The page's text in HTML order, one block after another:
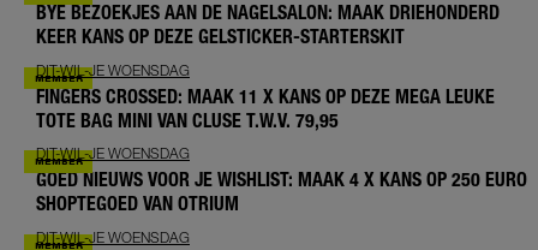
BYE BEZOEKJES AAN DE NAGELSALON: MAAK DRIEHONDERD
KEER KANS OP DEZE GELSTICKER-STARTERSKIT
DIT-WIL-JE WOENSDAG
FINGERS CROSSED: MAAK 11 X KANS OP DEZE MEGA LEUKE
TOTE BAG MINI VAN CLUSE T.W.V. 79,95
DIT-WIL-JE WOENSDAG
GOED NIEUWS VOOR JE WISHLIST: MAAK 4 X KANS OP 250 EURO
SHOPTEGOED VAN OTRIUM
DIT-WIL-JE WOENSDAG